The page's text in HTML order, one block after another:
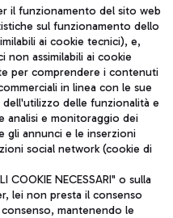
di Fiumicino da Roma
il funzionamento del sito web
sul funzionamento dello
ai cookie tecnici), e,
non assimilabili ai cookie
per comprendere i contenuti
in linea con le sue
delle funzionalità e
analisi e monitoraggio dei
gli annunci e le inserzioni
social network (cookie di
COOKIE NECESSARI" o sulla
lei non presta il consenso
mantenendo le